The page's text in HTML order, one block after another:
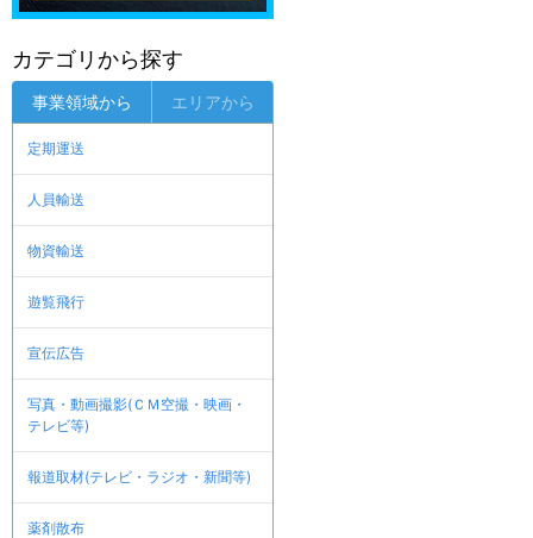
カテゴリから探す
事業領域から エリアから
定期運送
人員輸送
物資輸送
遊覧飛行
宣伝広告
写真・動画撮影(ＣＭ空撮・映画・
テレビ等)
報道取材(テレビ・ラジオ・新聞等)
薬剤散布